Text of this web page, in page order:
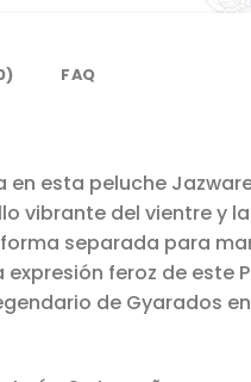
FAQ
esta peluche
vibrante del vientre y
separada para
feroz de este
de Gyarados